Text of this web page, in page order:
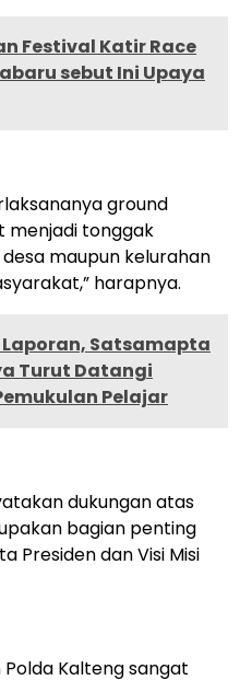
Festival Katir Race
sebut Ini Upaya
ground
menjadi tonggak
maupun kelurahan
harapnya.
Satsamapta
Turut Datangi
Pelajar
dukungan atas
bagian penting
Presiden dan Visi Misi
Kalteng sangat